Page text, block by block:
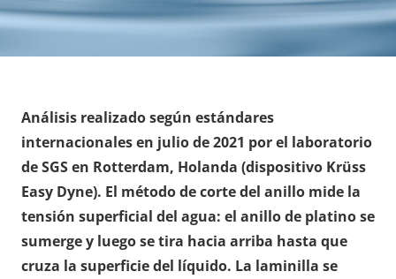
Análisis realizado según estándares
internacionales en julio de 2021 por el laboratorio
de SGS en Rotterdam, Holanda (dispositivo Krüss
Easy Dyne). El método de corte del anillo mide la
tensión superficial del agua: el anillo de platino se
sumerge y luego se tira hacia arriba hasta que
cruza la superficie del líquido. La laminilla se